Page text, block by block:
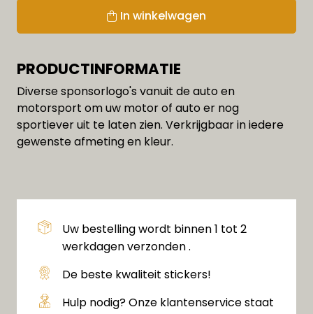
In winkelwagen
PRODUCTINFORMATIE
Diverse sponsorlogo's vanuit de auto en
motorsport om uw motor of auto er nog
sportiever uit te laten zien. Verkrijgbaar in iedere
gewenste afmeting en kleur.
Uw bestelling wordt binnen 1 tot 2
werkdagen verzonden .
De beste kwaliteit stickers!
Hulp nodig? Onze klantenservice staat